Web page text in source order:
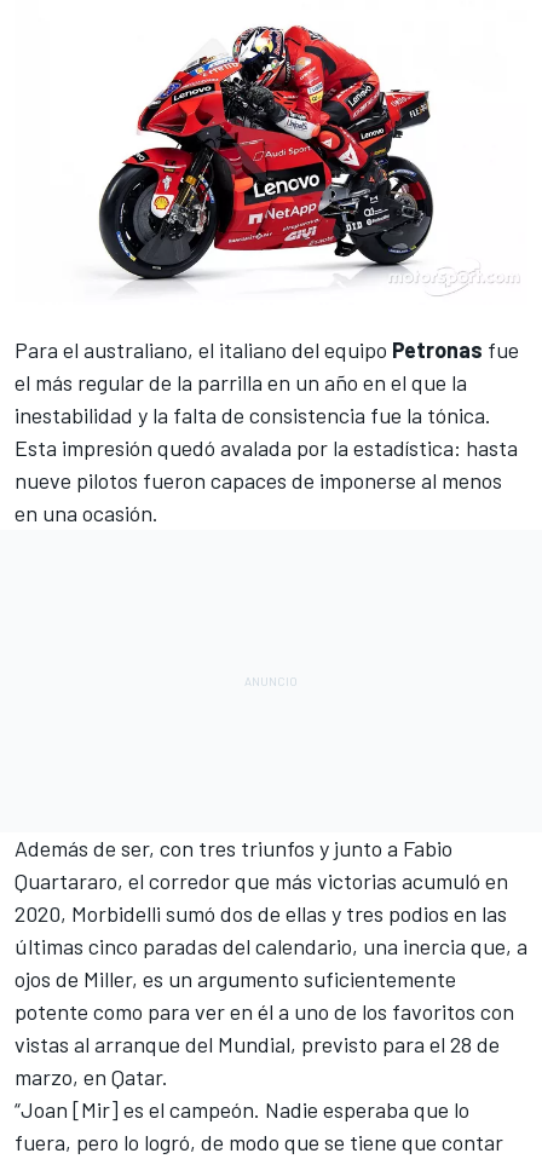
Para el australiano, el italiano del equipo Petronas fue
el más regular de la parrilla en un año en el que la
inestabilidad y la falta de consistencia fue la tónica.
Esta impresión quedó avalada por la estadística: hasta
nueve pilotos fueron capaces de imponerse al menos
en una ocasión.
Además de ser, con tres triunfos y junto a Fabio
Quartararo, el corredor que más victorias acumuló en
2020, Morbidelli sumó dos de ellas y tres podios en las
últimas cinco paradas del calendario, una inercia que, a
ojos de Miller, es un argumento suficientemente
potente como para ver en él a uno de los favoritos con
vistas al arranque del Mundial, previsto para el 28 de
marzo, en Qatar.
“Joan [Mir] es el campeón. Nadie esperaba que lo
fuera, pero lo logró, de modo que se tiene que contar